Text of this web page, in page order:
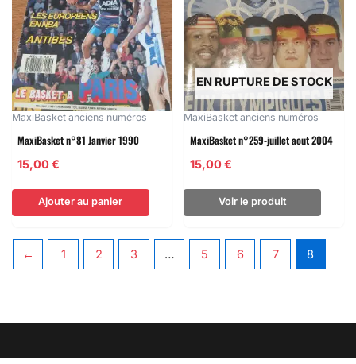
MaxiBasket anciens numéros
MaxiBasket n°81 Janvier 1990
15,00€
Ajouter au panier
EN RUPTURE DE STOCK
MaxiBasket anciens numéros
MaxiBasket n°259-juillet aout 2004
15,00€
Voir le produit
← 1 2 3 … 5 6 7 8